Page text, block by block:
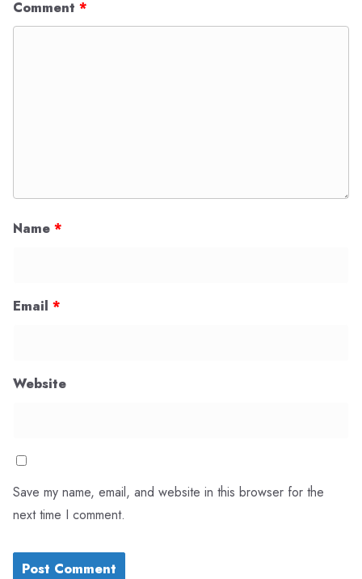
Comment *
Name *
Email *
Website
Save my name, email, and website in this browser for the
next time I comment.